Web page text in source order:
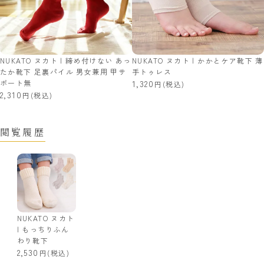
NUKATO ヌカト | 締め付けない あっ
たか靴下 足裏パイル 男女兼用 甲サ
ポート無
2,310 (税込)
NUKATO ヌカト | かかとケア靴下 薄
手トゥレス
1,320 (税込)
閲覧履歴
NUKATO ヌカト
| もっちりふん
わり靴下
2,530 (税込)